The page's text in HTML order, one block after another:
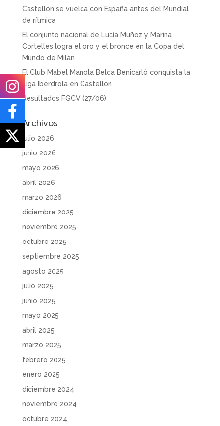
Castellón se vuelca con España antes del Mundial
de rítmica
El conjunto nacional de Lucía Muñoz y Marina
Cortelles logra el oro y el bronce en la Copa del
Mundo de Milán
El Club Mabel Manola Belda Benicarló conquista la
Liga Iberdrola en Castellón
Resultados FGCV (27/06)
Archivos
julio 2026
junio 2026
mayo 2026
abril 2026
marzo 2026
diciembre 2025
noviembre 2025
octubre 2025
septiembre 2025
agosto 2025
julio 2025
junio 2025
mayo 2025
abril 2025
marzo 2025
febrero 2025
enero 2025
diciembre 2024
noviembre 2024
octubre 2024